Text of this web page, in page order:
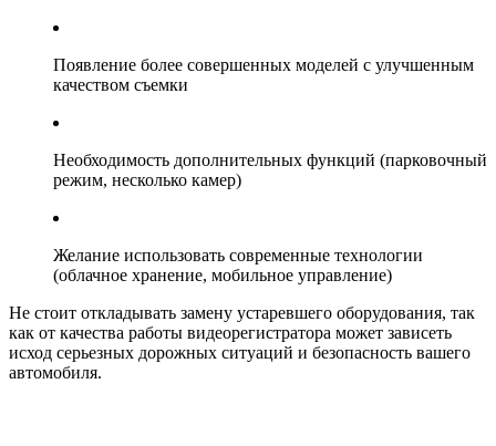
Появление более совершенных моделей с улучшенным
качеством съемки
Необходимость дополнительных функций (парковочный
режим, несколько камер)
Желание использовать современные технологии
(облачное хранение, мобильное управление)
Не стоит откладывать замену устаревшего оборудования, так
как от качества работы видеорегистратора может зависеть
исход серьезных дорожных ситуаций и безопасность вашего
автомобиля.